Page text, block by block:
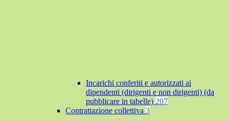
Incarichi conferiti e autorizzati ai
dipendenti (dirigenti e non dirigenti) (da
pubblicare in tabelle) 207
Contrattazione collettiva 3